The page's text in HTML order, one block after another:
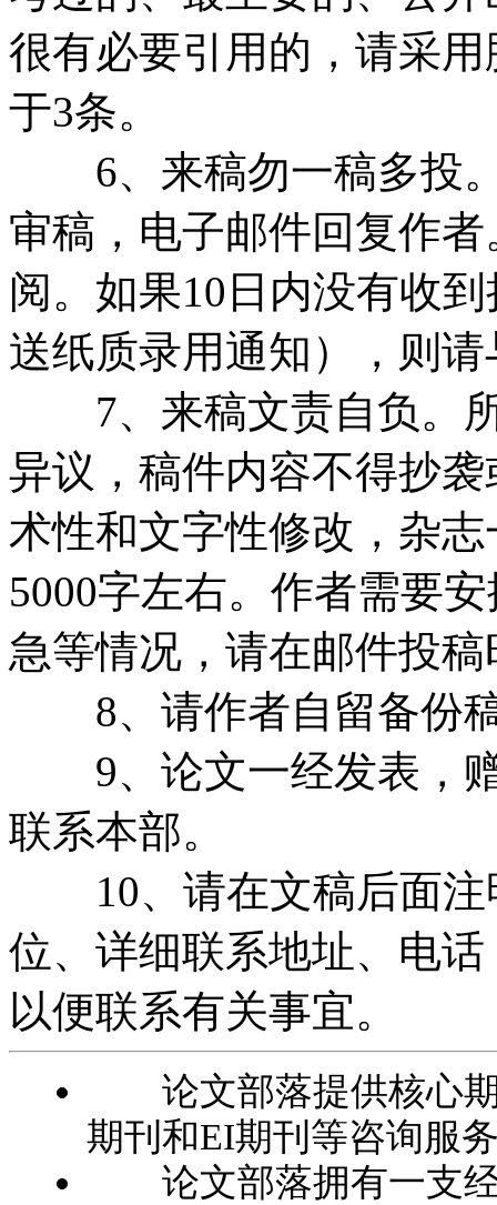
很有必要引用的，请采
于3条。
6、来稿勿一稿多投。
审稿，电子邮件回复作
阅。如果10日内没有收
送纸质录用通知），则
7、来稿文责自负。所
异议，稿件内容不得抄
术性和文字性修改，杂
5000字左右。作者需要
急等情况，请在邮件投
8、请作者自留备份
9、论文一经发表，赠
联系本部。
10、请在文稿后面注
位、详细联系地址、电
以便联系有关事宜。
论文部落提供核心期
期刊和EI期刊等咨询服
论文部落拥有一支经